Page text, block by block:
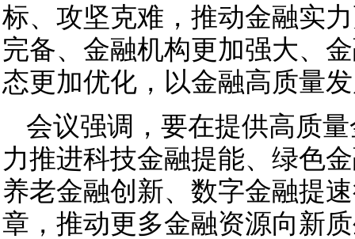
标、攻坚克难，推动金融实
完备、金融机构更加强大、
态更加优化，以金融高质量
会议强调，要在提供高质
力推进科技金融提能、绿色
养老金融创新、数字金融提
章，推动更多金融资源向新